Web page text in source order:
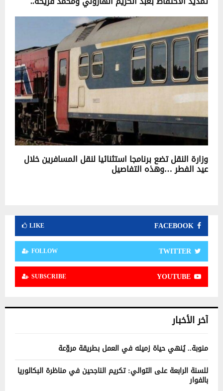
وزارة النقل تضع برنامجا استثنائيا لنقل المسافرين خلال
عيد الفطر …وهذه التفاصيل
FACEBOOK
LIKE
TWITTER
FOLLOW
YOUTUBE
SUBSCRIBE
آخر الأخبار
منوبة.. يُنهي حياة زميله في العمل بطريقة مروّعة
للسنة الرابعة على التوالي: تكريم الناجحين في مناظرة البكالوريا
بالفوار